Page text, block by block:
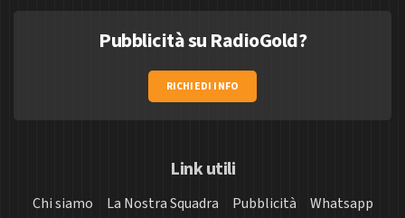
Pubblicità su RadioGold?
RICHIEDI INFO
Link utili
Chi siamo La Nostra Squadra Pubblicità
Whatsapp